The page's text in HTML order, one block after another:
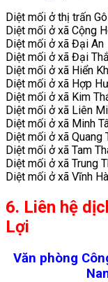
Diệt mối ở thị trấn
Diệt mối ở xã Cộng
Diệt mối ở xã Đại An
Diệt mối ở xã Đại
Diệt mối ở xã Hiển
Diệt mối ở xã Hợp
Diệt mối ở xã Kim
Diệt mối ở xã Liên
Diệt mối ở xã Minh
Diệt mối ở xã Quang
Diệt mối ở xã Tam
Diệt mối ở xã Trung
Diệt mối ở xã Vĩnh
6. Liên hệ
Lợi
Văn phòng